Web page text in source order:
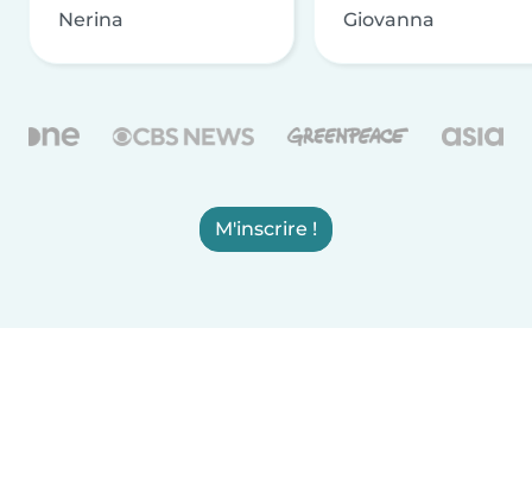
Nerina Giovanna
M'inscrire !